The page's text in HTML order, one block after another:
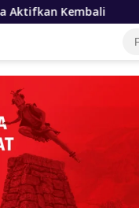
Bobby Nasution